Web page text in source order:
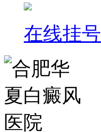
在线挂号